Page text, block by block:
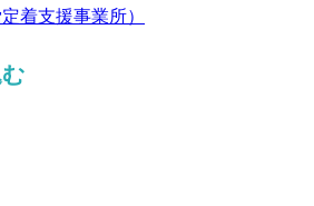
定着支援事業所）